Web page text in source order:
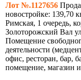
Лот №.1127656
новостройке: 139,70
Римская, 1 очередь,
Золоторожский Вал
Помещение
деятельности
офис, ресторан, бар,
помещение, магазин